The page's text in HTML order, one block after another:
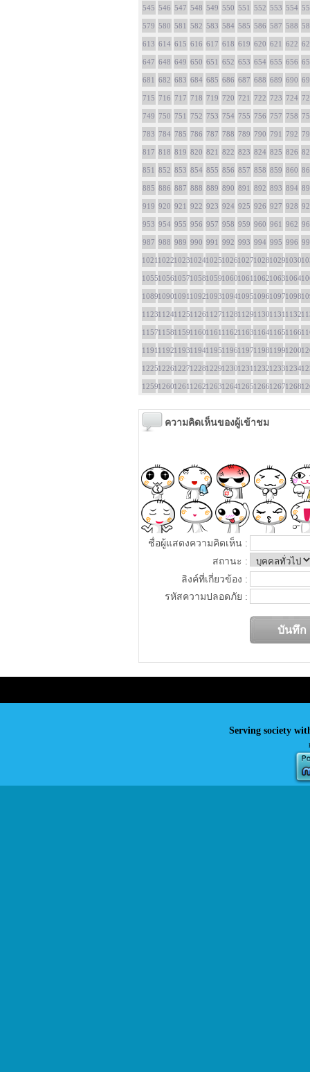
545 546 547 548 549 550 551 552 553 554
579 580 581 582 583 584 585 586 587 588
613 614 615 616 617 618 619 620 621 622
647 648 649 650 651 652 653 654 655 656
681 682 683 684 685 686 687 688 689 690
715 716 717 718 719 720 721 722 723 724
749 750 751 752 753 754 755 756 757 758
783 784 785 786 787 788 789 790 791 792
817 818 819 820 821 822 823 824 825 826
851 852 853 854 855 856 857 858 859 860
885 886 887 888 889 890 891 892 893 894
919 920 921 922 923 924 925 926 927 928
953 954 955 956 957 958 959 960 961 962
987 988 989 990 991 992 993 994 995 996
1021102210231024102510261027102810291030
1055105610571058105910601061106210631064
1089109010911092109310941095109610971098
1123112411251126112711281129113011311132
1157115811591160116111621163116411651166
1191119211931194119511961197119811991200
1225122612271228122912301231123212331234
1259126012611262126312641265126612671268
ความคิดเห็นของผู้เข้าชม
ชื่อผู้แสดงความคิดเห็น :
สถานะ :
ลิงค์ที่เกี่ยวข้อง :
รหัสความปลอดภัย :
Serving society